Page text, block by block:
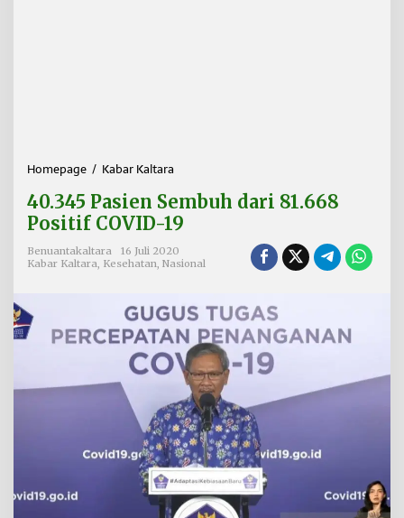
Homepage / Kabar Kaltara
.
3
4
5
P
i
e
n
S
m
b
u
h
d
a
r
i
40.345 Pasien Sembuh dari 81.668
Positif COVID-19
Benuantakaltara
16 Juli 2020
Kabar Kaltara Kesehatan Nasional